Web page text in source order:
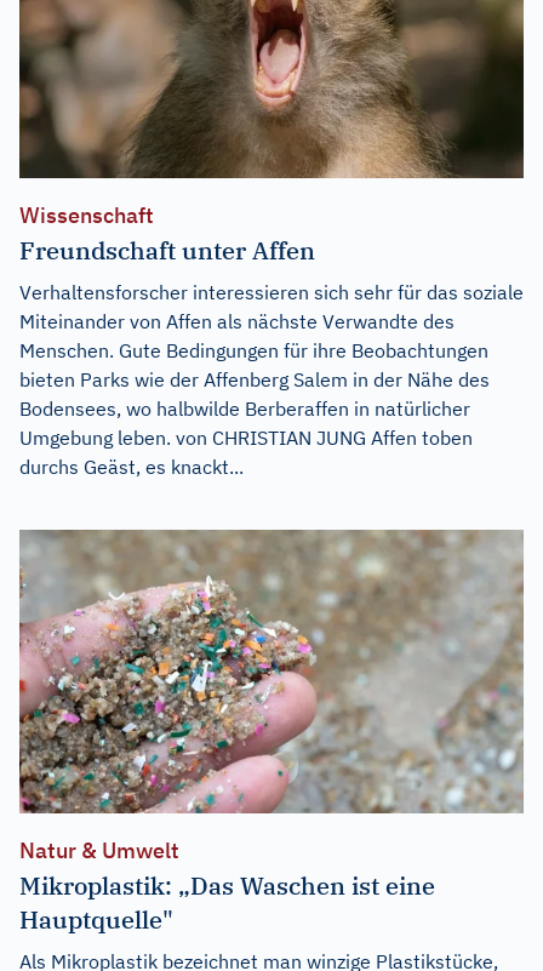
Wissenschaft
Freundschaft unter Affen
Verhaltensforscher interessieren sich sehr für das soziale
Miteinander von Affen als nächste Verwandte des
Menschen. Gute Bedingungen für ihre Beobachtungen
bieten Parks wie der Affenberg Salem in der Nähe des
Bodensees, wo halbwilde Berberaffen in natürlicher
Umgebung leben. von CHRISTIAN JUNG Affen toben
durchs Geäst, es knackt...
Natur & Umwelt
Mikroplastik: „Das Waschen ist eine
Hauptquelle"
Als Mikroplastik bezeichnet man winzige Plastikstücke,